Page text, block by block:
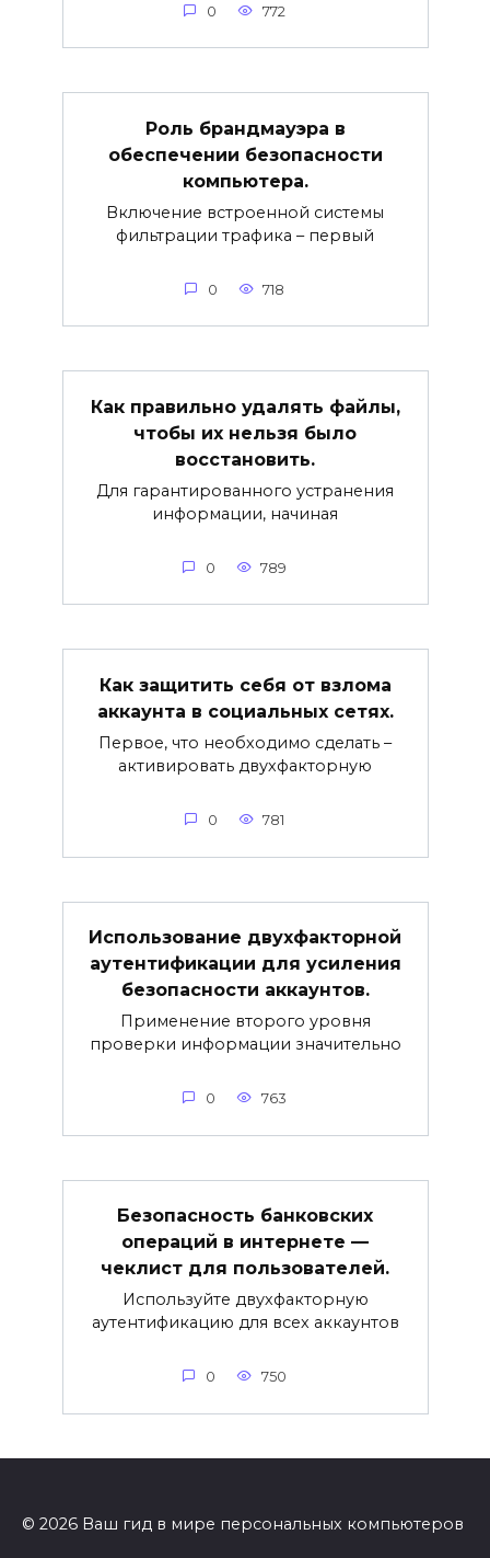
0 772
Роль брандмауэра в
обеспечении безопасности
компьютера.
Включение встроенной системы
фильтрации трафика – первый
0 718
Как правильно удалять файлы,
чтобы их нельзя было
восстановить.
Для гарантированного устранения
информации, начиная
0 789
Как защитить себя от взлома
аккаунта в социальных сетях.
Первое, что необходимо сделать –
активировать двухфакторную
0 781
Использование двухфакторной
аутентификации для усиления
безопасности аккаунтов.
Применение второго уровня
проверки информации значительно
0 763
Безопасность банковских
операций в интернете —
чеклист для пользователей.
Используйте двухфакторную
аутентификацию для всех аккаунтов
0 750
© 2026 Ваш гид в мире персональных компьютеров